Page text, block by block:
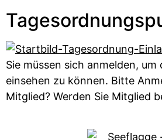
Sie müssen sich anmelden, um
einsehen zu können. Bitte
Mitglied? Werden Sie Mitglied